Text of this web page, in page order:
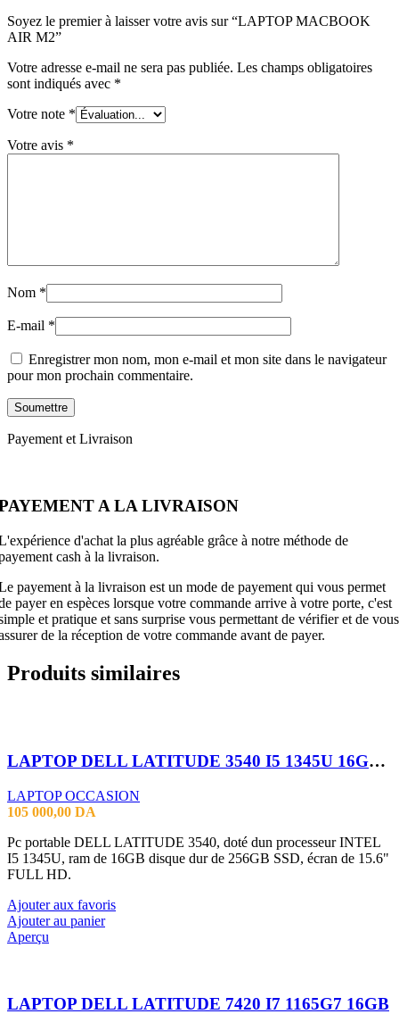
Soyez le premier à laisser votre avis sur “LAPTOP MACBOOK
AIR M2”
Votre adresse e-mail ne sera pas publiée. Les champs obligatoires
sont indiqués avec *
Votre note *
Votre avis *
Nom *
E-mail *
Enregistrer mon nom, mon e-mail et mon site dans le navigateur
pour mon prochain commentaire.
Payement et Livraison
A LA LIVRAISON
d'achat la plus agréable grâce à notre méthode de
cash à la livraison.
payement à la livraison est un mode de payement qui vous permet
payer en espèces lorsque votre commande arrive à votre porte, c'est
et pratique et sans surprise vous permettant de vérifier et de vous
de la réception de votre commande avant de payer.
Produits similaires
LAPTOP DELL LATITUDE 3540 I5 1345U 16GB 256 SSD 15.6 FHD
LAPTOP OCCASION
105 000,00 DA
Pc portable DELL LATITUDE 3540, doté dun processeur INTEL
I5 1345U, ram de 16GB disque dur de 256GB SSD, écran de 15.6"
FULL HD.
Ajouter aux favoris
Ajouter au panier
Aperçu
LAPTOP DELL LATITUDE 7420 I7 1165G7 16GB